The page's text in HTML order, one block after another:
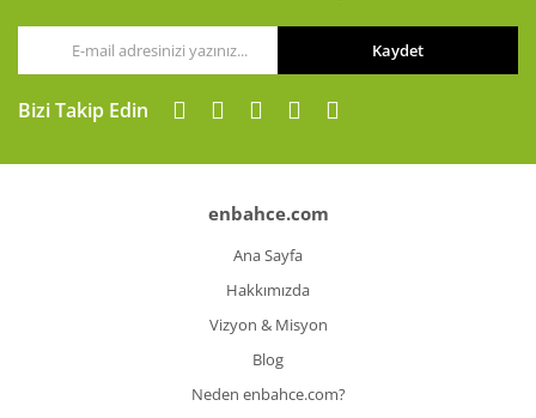
Kaydet
Bizi Takip Edin
enbahce.com
Ana Sayfa
Hakkımızda
Vizyon & Misyon
Blog
Neden enbahce.com?